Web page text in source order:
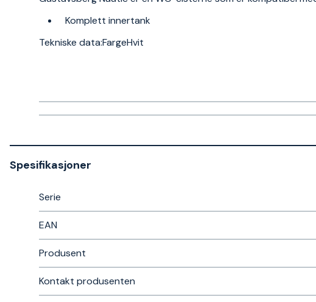
Komplett innertank
Tekniske data:FargeHvit
Spesifikasjoner
Serie
EAN
Produsent
Kontakt produsenten